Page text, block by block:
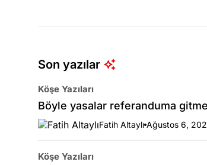
Türkiye’den
Son yazılar
Köşe Yazıları
Böyle yasalar referanduma
Fatih Altaylı Ağustos 6,
Köşe Yazıları